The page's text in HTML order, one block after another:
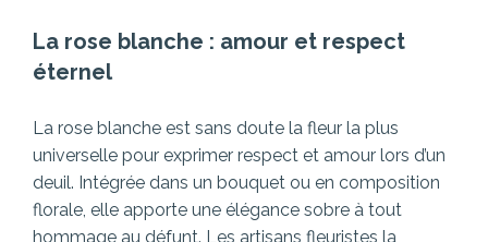
La rose blanche : amour et respect
éternel
La rose blanche est sans doute la fleur la plus
universelle pour exprimer respect et amour lors d’un
deuil. Intégrée dans un bouquet ou en composition
florale, elle apporte une élégance sobre à tout
hommage au défunt. Les artisans fleuristes la